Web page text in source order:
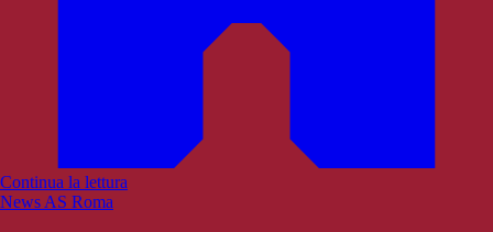
Continua la lettura
News AS Roma